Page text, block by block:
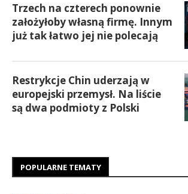
Trzech na czterech ponownie
założyłoby własną firmę. Innym
już tak łatwo jej nie polecają
Restrykcje Chin uderzają w
europejski przemysł. Na liście
są dwa podmioty z Polski
POPULARNE TEMATY